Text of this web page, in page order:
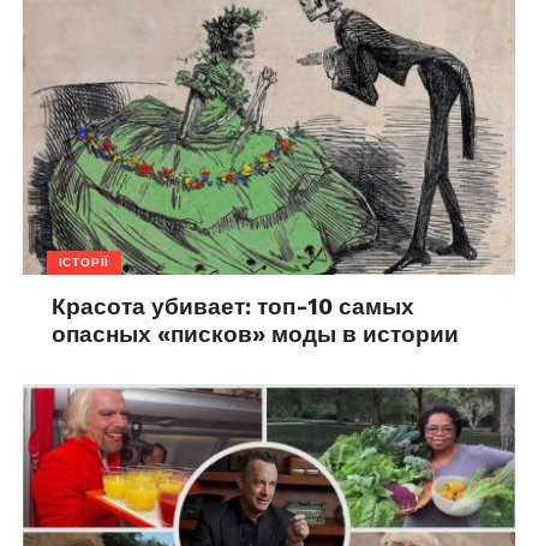
ІСТОРІЇ
Красота убивает: топ-10 самых
опасных «писков» моды в истории